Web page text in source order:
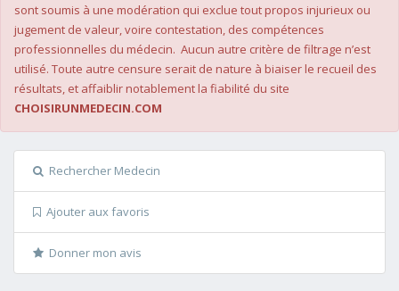
sont soumis à une modération qui exclue tout propos injurieux ou
jugement de valeur, voire contestation, des compétences
professionnelles du médecin. Aucun autre critère de filtrage n’est
utilisé. Toute autre censure serait de nature à biaiser le recueil des
résultats, et affaiblir notablement la fiabilité du site
CHOISIRUNMEDECIN.COM
Rechercher Medecin
Ajouter aux favoris
Donner mon avis